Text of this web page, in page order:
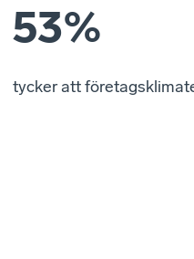
53%
tycker att